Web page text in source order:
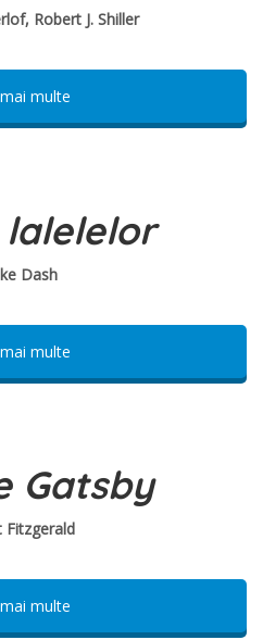
Robert J. Shiller
multe
lalelelor
Dash
multe
Gatsby
Fitzgerald
multe